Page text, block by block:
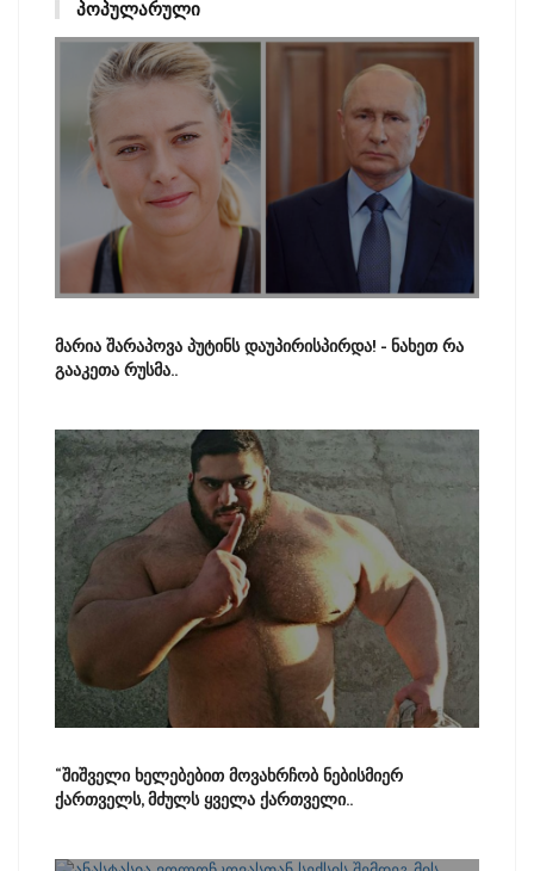
ᲞᲝᲞᲣᲚᲐᲠᲣᲚᲘ
მარია შარაპოვა პუტინს დაუპირისპირდა! - ნახეთ რა
გააკეთა რუსმა..
“შიშველი ხელებებით მოვახრჩობ ნებისმიერ
ქართველს, მძულს ყველა ქართველი..